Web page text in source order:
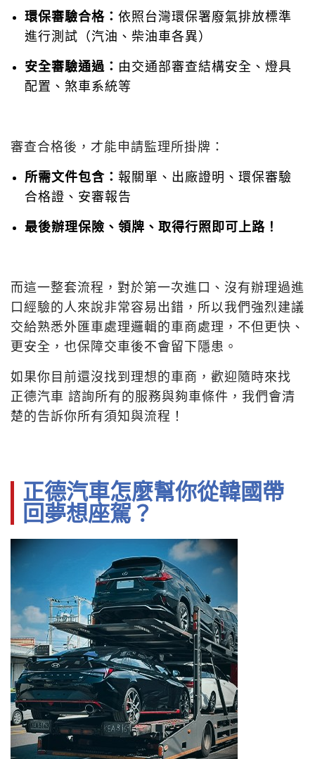
環保審驗合格： 依照台灣環保署廢氣排放標準
進行測試（汽油、柴油車各異）
安全審驗通過： 由交通部審查結構安全、燈具
配置、煞車系統等
審查合格後，才能申請監理所掛牌：
所需文件包含： 報關單、出廠證明、環保審驗
合格證、安審報告
最後辦理保險、領牌、取得行照即可上路！
而這一整套流程，對於第一次進口、沒有辦理過進
口經驗的人來說非常容易出錯，所以我們強烈建議
交給熟悉外匯車處理邏輯的車商處理，不但更快、
更安全，也保障交車後不會留下隱患。
如果你目前還沒找到理想的車商，歡迎隨時來找
正德汽車 諮詢所有的服務與夠車條件，我們會清
楚的告訴你所有須知與流程！
正德汽車怎麼幫你從韓國帶
回夢想座駕？